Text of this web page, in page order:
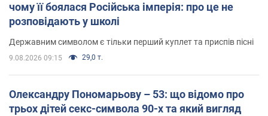
чому її боялася Російська імперія: про це не
розповідають у школі
Державним символом є тільки перший куплет та приспів пісні
9.08.2026 09:15 29,0 т.
Олександру Пономарьову – 53: що відомо про
трьох дітей секс-символа 90-х та який вигляд